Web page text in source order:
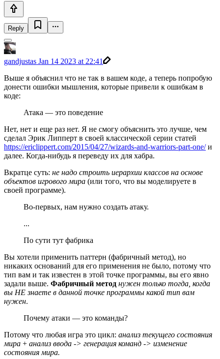
Reply
gandjustas Jan 14 2023 at 22:41
Выше я объяснил что не так в вашем коде, а теперь попробую
донести ошибки мышления, которые привели к ошибкам в
коде:
Атака — это поведение
Нет, нет и еще раз нет. Я не смогу объяснить это лучше, чем
сделал Эрик Липперт в своей классической серии статей
https://ericlippert.com/2015/04/27/wizards-and-warriors-part-one/и
далее. Когда-нибудь я переведу их для хабра.
Вкратце суть: не надо строить иерархии классов на основе
объектов игрового мира (или того, что вы моделируете в
своей программе).
Во-первых, нам нужно создать атаку.
...
По сути тут фабрика
Вы хотели применить паттерн (фабричный метод), но
никаких оснований для его применения не было, потому что
тип вам и так известен в этой точке программы, вы его явно
задали выше. Фабричный метод нужен только тогда, когда
вы НЕ знаете в данной точке программы какой тип вам
нужен.
Почему атаки — это команды?
Потому что любая игра это цикл: анализ текущего состояния
мира + анализ ввода -> генерация команд -> изменение
состояния мира.